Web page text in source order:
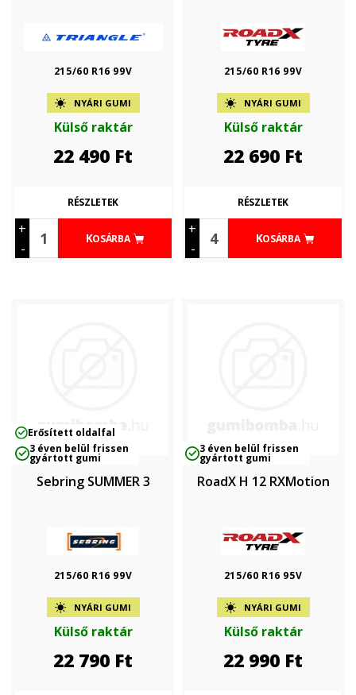
215/60 R16 99V
NYÁRI GUMI
Külső raktár
22 490 Ft
+
-
KOSÁRBA
RÉSZLETEK
215/60 R16 99V
NYÁRI GUMI
Külső raktár
22 690 Ft
+
-
KOSÁRBA
RÉSZLETEK
Erősített oldalfal
3 éven belül frissen
gyártott gumi
Sebring SUMMER 3
215/60 R16 99V
NYÁRI GUMI
Külső raktár
22 790 Ft
3 éven belül frissen
gyártott gumi
RoadX H 12 RXMotion
215/60 R16 95V
NYÁRI GUMI
Külső raktár
22 990 Ft